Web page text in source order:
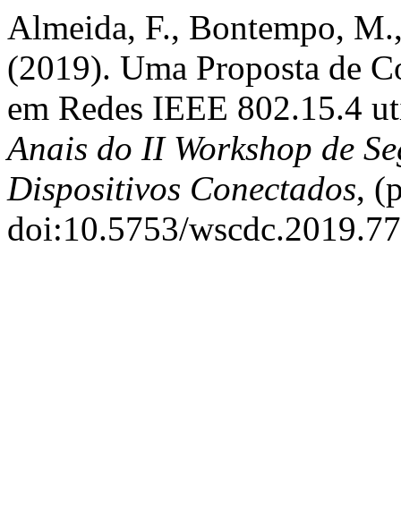
Almeida, F., Bontempo,
(2019). Uma Proposta de
em Redes IEEE 802.15.4
Anais do II Workshop de
Dispositivos Conectados,
doi:10.5753/